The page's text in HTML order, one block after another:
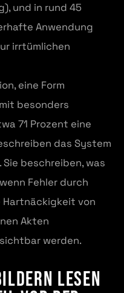
und in rund 45
Anwendung
irrtümlichen
eine Form
besonders
71 Prozent eine
das System
beschreiben, was
Fehler durch
Hartnäckigkeit von
Akten
werden.
lesen